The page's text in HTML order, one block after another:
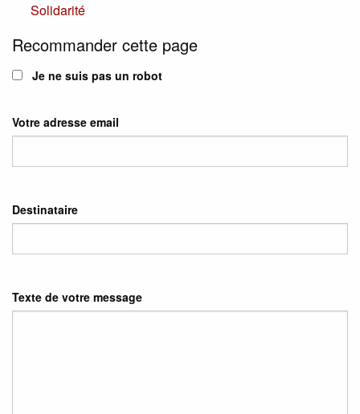
Solidarité
Recommander cette page
Je ne suis pas un robot
Votre adresse email
Destinataire
Texte de votre message